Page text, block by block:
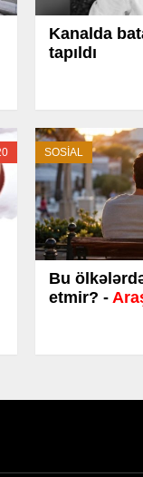
Kanalda
tapıldı
SOSİAL
Bu
etmir? -